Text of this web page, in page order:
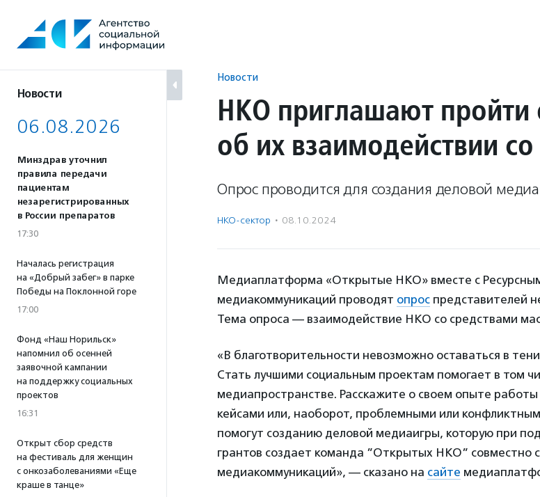
содержанию
Новости
06.08.2026
Минздрав уточнил
правила передачи
пациентам
незарегистрированных
в России препаратов
17:30
Началась регистрация
на «Добрый забег» в парке
Победы на Поклонной горе
17:00
Фонд «Наш Норильск»
напомнил об осенней
заявочной кампании
на поддержку социальных
проектов
16:31
Открыт сбор средств
на фестиваль для женщин
с онкозаболеваниями «Еще
краше в танце»
Новости
НКО приглашают пройти
об их взаимодействии
Опрос проводится для создания деловой
НКО-сектор · 08.10.2024
Медиаплатформа «Открытые НКО» вместе с
медиакоммуникаций проводят опрос представителей
Тема опроса — взаимодействие НКО со средствами
«В благотворительности невозможно оставаться в
Стать лучшими социальным проектам помогает в том
медиапространстве. Расскажите о своем опыте
кейсами или, наоборот, проблемными или
помогут созданию деловой медиаигры, которую при
грантов создает команда ”Открытых НКО” совместно
медиакоммуникаций», — сказано на сайте